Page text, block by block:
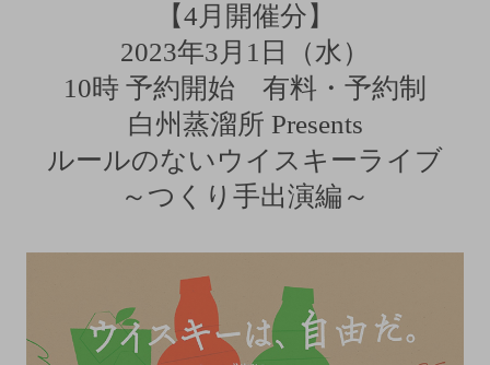
【4月開催分】
2023年3月1日（水）
10時 予約開始 有料・予約制
白州蒸溜所 Presents
ルールのないウイスキーライブ
～つくり手出演編～